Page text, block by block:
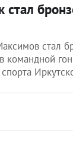
стал
стал
командной